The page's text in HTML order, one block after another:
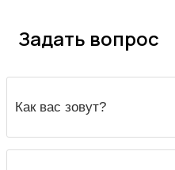
Задать вопрос